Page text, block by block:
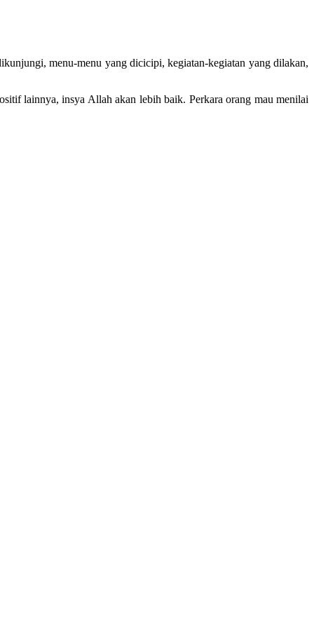
menu-menu yang dicicipi, kegiatan-kegiatan yang dilakan,
lainnya, insya Allah akan lebih baik. Perkara orang mau menilai